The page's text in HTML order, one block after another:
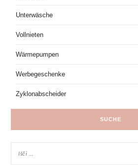
Unterwäsche
Vollnieten
Wärmepumpen
Werbegeschenke
Zyklonabscheider
SUCHE